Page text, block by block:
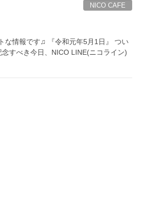
NICO CAFE
な情報です♫ 『令和元年5月1日』 つい
すべき今日、NICO LINE(ニコライン)